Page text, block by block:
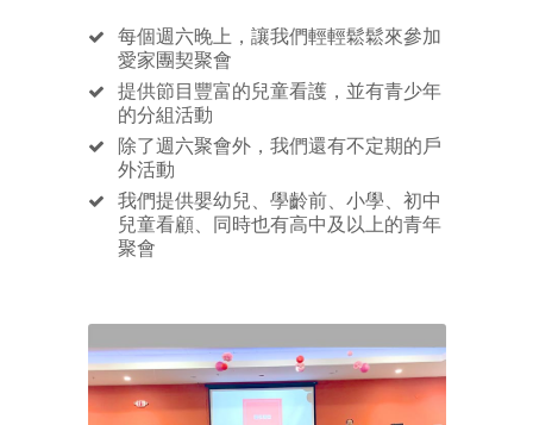
每個週六晚上，讓我們輕輕鬆鬆來參加
愛家團契聚會
提供節目豐富的兒童看護，並有青少年
的分組活動
除了週六聚會外，我們還有不定期的戶
外活動
我們提供嬰幼兒、學齡前、小學、初中
兒童看顧、同時也有高中及以上的青年
聚會